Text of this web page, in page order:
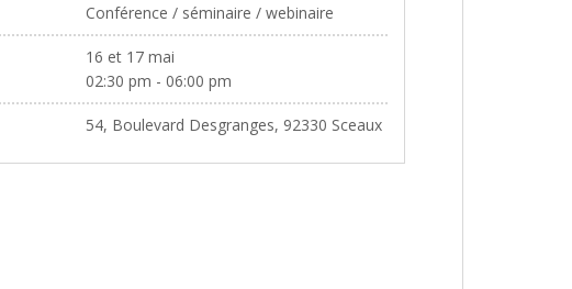
Conférence / séminaire / webinaire
16 et 17 mai
02:30 pm - 06:00 pm
54, Boulevard Desgranges, 92330 Sceaux